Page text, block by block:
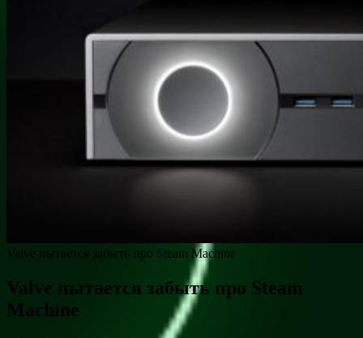
Valve пытается забыть про Steam Machine
Valve пытается забыть про Steam
Machine